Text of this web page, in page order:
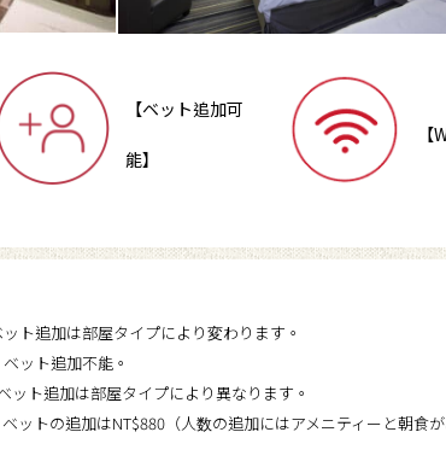
【ベット追加可
能】
【
ト追加は部屋タイプにより変わります。
ット追加不能。
ト追加は部屋タイプにより異なります。
トの追加はNT$880（人数の追加にはアメニティーと朝食